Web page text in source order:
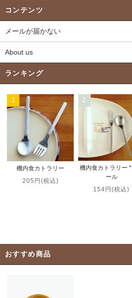
コンテンツ
メールが届かない
About us
ランキング
1
機内食カトラリー
205円(税込)
2
機内食カトラリー
ール
154円(税込)
おすすめ商品